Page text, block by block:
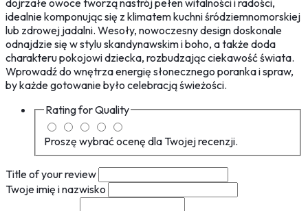
dojrzałe owoce tworzą nastrój pełen witalności i radości,
idealnie komponując się z klimatem kuchni śródziemnomorskiej
lub zdrowej jadalni. Wesoły, nowoczesny design doskonale
odnajdzie się w stylu skandynawskim i boho, a także doda
charakteru pokojowi dziecka, rozbudzając ciekawość świata.
Wprowadź do wnętrza energię słonecznego poranka i spraw,
by każde gotowanie było celebracją świeżości.
Rating forQuality
Proszę wybrać ocenę dla Twojej recenzji.
Title of your review
Twoje imię i nazwisko